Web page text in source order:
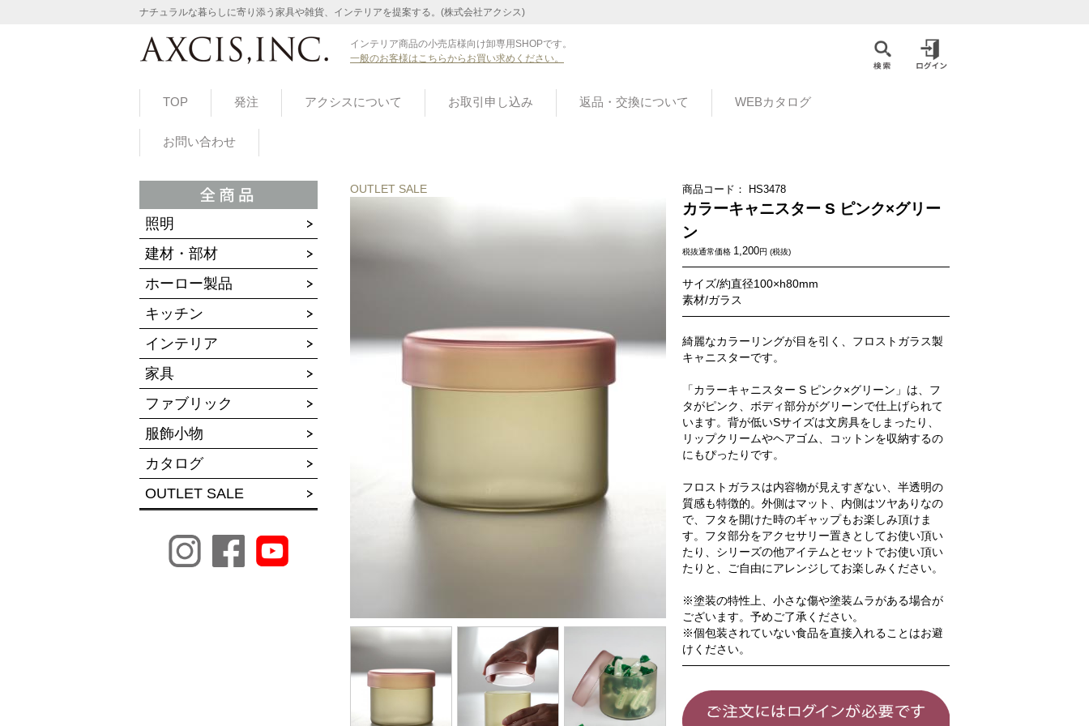
ナチュラルな暮らしに寄り添う家具や雑貨、インテリアを提案する。(株式会社アクシス)
インテリア商品の小売店様向け卸専用SHOPです。
一般のお客様はこちらからお買い求めください。
TOP 発注 アクシスについて お取引申し込み 返品・交換について WEBカタログ
お問い合わせ
照明
建材・部材
ホーロー製品
キッチン
インテリア
家具
ファブリック
服飾小物
カタログ
OUTLET SALE
OUTLET SALE 商品コード： HS3478
カラーキャニスター S ピンク×グリー
ン
税抜通常価格 1,200円 (税抜)
サイズ/約直径100×h80mm
素材/ガラス
綺麗なカラーリングが目を引く、フロストガラス製
キャニスターです。
「カラーキャニスター S ピンク×グリーン」は、フ
タがピンク、ボディ部分がグリーンで仕上げられて
います。背が低いSサイズは文房具をしまったり、
リップクリームやヘアゴム、コットンを収納するの
にもぴったりです。
フロストガラスは内容物が見えすぎない、半透明の
質感も特徴的。外側はマット、内側はツヤありなの
で、フタを開けた時のギャップもお楽しみ頂けま
す。フタ部分をアクセサリー置きとしてお使い頂い
たり、シリーズの他アイテムとセットでお使い頂い
たりと、ご自由にアレンジしてお楽しみください。
※塗装の特性上、小さな傷や塗装ムラがある場合が
ございます。予めご了承ください。
※個包装されていない食品を直接入れることはお避
けください。